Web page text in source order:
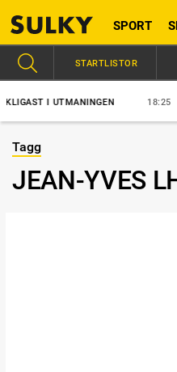
SPORT
I UTMANINGEN 18:25 ”VI
STARTLISTOR
Tagg
JEAN-YVES